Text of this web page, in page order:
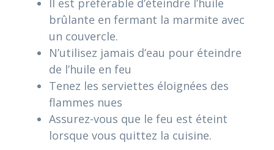
brûlante en fermant la marmite avec
un couvercle.
N’utilisez jamais d’eau pour éteindre
de l’huile en feu
Tenez les serviettes éloignées des
flammes nues
Assurez-vous que le feu est éteint
lorsque vous quittez la cuisine.